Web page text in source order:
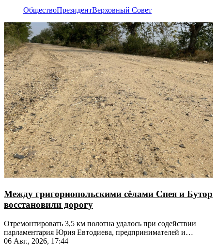
ОбществоПрезидентВерховный Совет
Между григориопольскими сёлами Спея и Бутор
восстановили дорогу
Отремонтировать 3,5 км полотна удалось при содействии
парламентария Юрия Евтодиева, предпринимателей и
жителей
06 Авг., 2026, 17:44